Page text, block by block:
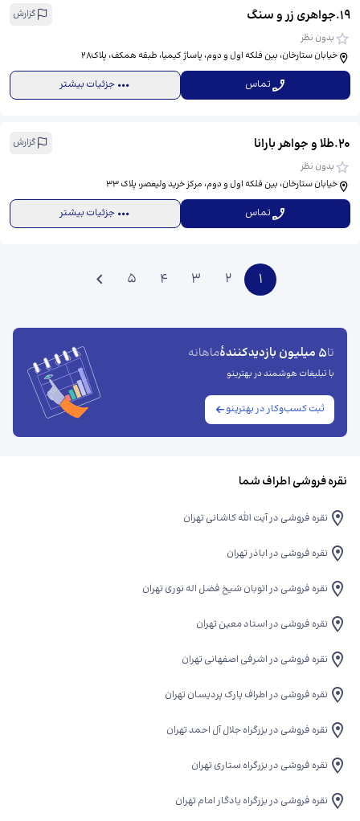
19
.جواهری زر و سنگ
گزارش
بدون نظر
خیابان ستارخان، بین فلکه اول و دوم، پاساژ کیمیا، طبقه همکف، پلاک۲۸
تماس جزئیات بیشتر
20
.طلا و جواهر بارانا
گزارش
بدون نظر
خیابان ستارخان، بین فلکه اول و دوم، مرکز خرید ولیعصر، پلاک ۳۳
تماس جزئیات بیشتر
1
2
3
4
5
تا5 میلیون بازدیدکنندهٔ ماهانه
با تبلیغات هوشمند در بهترینو
ثبت کسب‌وکار در بهترینو
نقره فروشی اطراف شما
نقره فروشی در آیت الله کاشانی تهران
نقره فروشی در اباذر تهران
نقره فروشی در اتوبان شیخ فضل اله نوری تهران
نقره فروشی در استاد معین تهران
نقره فروشی در اشرفی اصفهانی تهران
نقره فروشی در اطراف پارک پردیسان تهران
نقره فروشی در بزرگراه جلال آل احمد تهران
نقره فروشی در بزرگراه ستاری تهران
نقره فروشی در بزرگراه یادگار امام تهران